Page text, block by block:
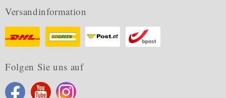
Versandinformation
Folgen Sie uns auf